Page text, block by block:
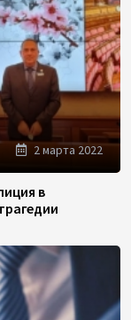
2 марта 2022
в